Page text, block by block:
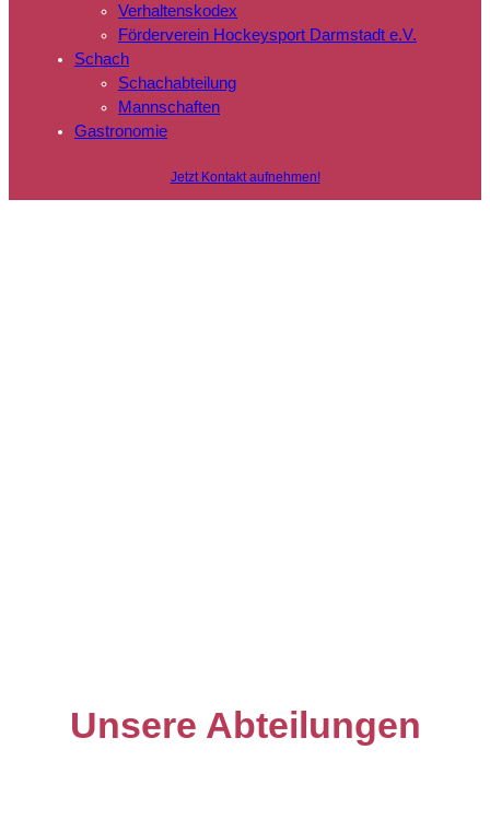
Verhaltenskodex
Förderverein Hockeysport Darmstadt e.V.
Schach
Schachabteilung
Mannschaften
Gastronomie
Jetzt Kontakt aufnehmen!
Unsere Abteilungen